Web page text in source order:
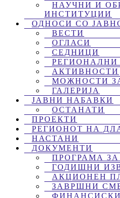
НАУЧНИ И
ИНСТИТУЦИИ
ОДНОСИ СО
ВЕСТИ
ОГЛАСИ
СЕДНИЦИ
АКТИВНОСТИ
МОЖНОСТИ
ГАЛЕРИЈА
ЈАВНИ НАБАВКИ
ОСТАНАТИ
ПРОЕКТИ
РЕГИОНОТ НА
НАСТАНИ
ДОКУМЕНТИ
ПРОГРАМА ЗА
ГОДИШНИ
АКЦИОНЕН
ЗАВРШНИ